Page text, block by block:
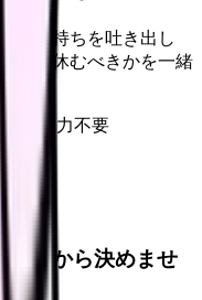
の気持ちを吐き出し
少し休むべきかを一緒
名は入力不要
べてから決めませ